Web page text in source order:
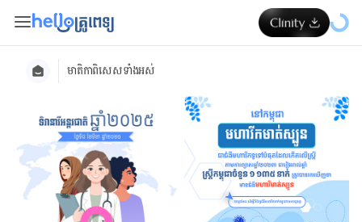
មាតិកាពិសេស​ទាំងអស់